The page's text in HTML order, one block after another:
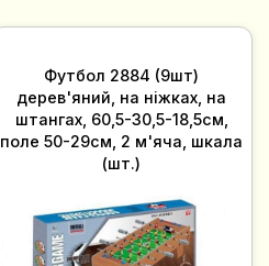
Футбол 2884 (9шт)
дерев'яний, на ніжках, на
штангах, 60,5-30,5-18,5см,
поле 50-29см, 2 м'яча, шкала
(шт.)